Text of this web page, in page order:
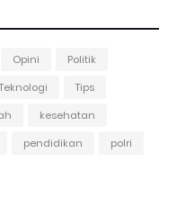
Opini
Politik
Teknologi
Tips
kesehatan
pendidikan
polri